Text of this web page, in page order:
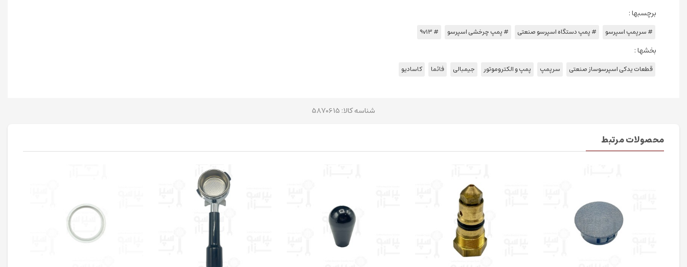
برچسبها :
# سرپمپ اسپرسو # پمپ دستگاه اسپرسو صنعتی # پمپ چرخشی اسپرسو # 9v13
بخشها :
قطعات یدکی اسپرسوساز صنعتی سرپمپ پمپ و الکتروموتور جیمبالی فائما کاسادیو
شناسه کالا: 5870615
محصولات مرتبط